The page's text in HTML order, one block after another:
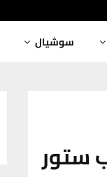
سوشيال
ستور